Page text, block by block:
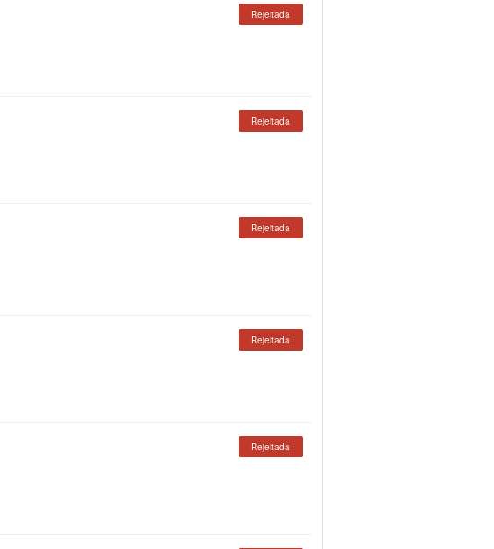
Rejeitada
Rejeitada
Rejeitada
Rejeitada
Rejeitada